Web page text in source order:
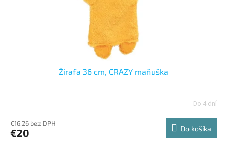
Žirafa 36 cm, CRAZY maňuška
Do 4 dní
€16,26 bez DPH
€20 Do košíka